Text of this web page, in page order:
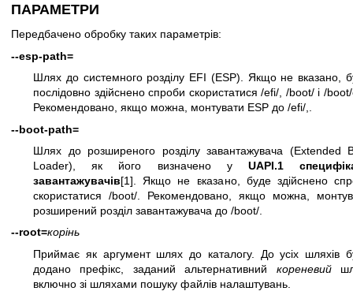
ПАРАМЕТРИ
Передбачено обробку таких параметрів:
--esp-path=
Шлях до системного розділу EFI (ESP). Якщо не вказано,
послідовно здійснено спроби скористатися /efi/, /boot/ і /
Рекомендовано, якщо можна, монтувати ESP до /efi/,.
--boot-path=
Шлях до розширеного розділу завантажувача (Extended
Loader), як його визначено у UAPI.1
завантажувачів[1]. Якщо не вказано, буде здійснено
скористатися /boot/. Рекомендовано, якщо можна,
розширений розділ завантажувача до /boot/.
--root=корінь
Приймає як аргумент шлях до каталогу. До усіх шляхів
додано префікс, заданий альтернативний кореневий
включно зі шляхами пошуку файлів налаштувань.